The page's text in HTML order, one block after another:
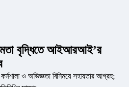
বৃদ্ধিতে আইআরআই’র
কর্মশালা ও অভিজ্ঞতা বিনিময়ে সহায়তার আগ্রহ;